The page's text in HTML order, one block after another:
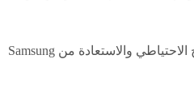
يمكنك استخدام تطبيق النسخ الاحتياطي والاستعادة من Samsung